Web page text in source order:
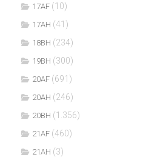
17AF (10)
17AH (41)
18BH (234)
19BH (300)
20AF (691)
20AH (246)
20BH (1.356)
21AF (460)
21AH (3)